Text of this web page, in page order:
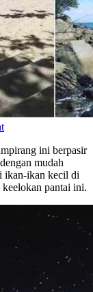
ini berpasir
mudah
ikan-ikan kecil di
pantai ini.